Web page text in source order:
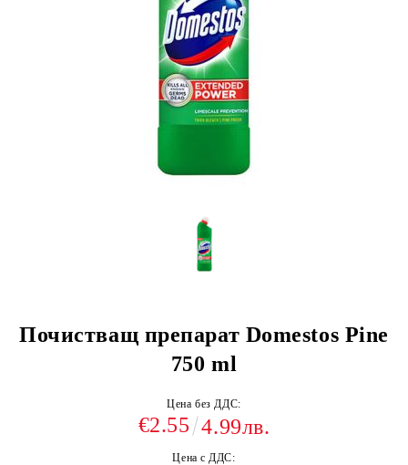
Почистващ препарат Domestos Pine
750 ml
Цена без ДДС:
€2.55 4.99лв.
Цена с ДДС: